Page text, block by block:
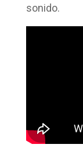
sonido.